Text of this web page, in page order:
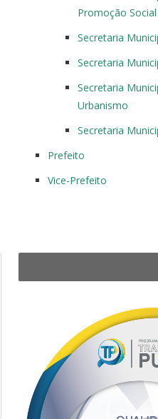
Promoção Social
Secretaria
Secretaria
Secretaria
Urbanismo
Secretaria
Prefeito
Vice-Prefeito